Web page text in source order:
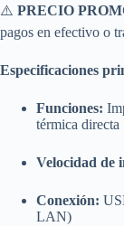
original
era:
$204.66.
actual
$189.50.
⚠️ PRECIO
pagos en efectivo o
Especificaciones
Funciones:
térmica directa
Velocidad de
Conexión:
LAN)